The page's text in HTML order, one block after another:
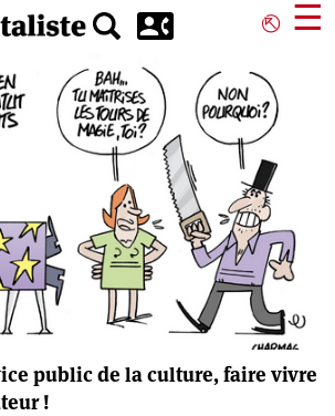
⎋ ☰
public de la culture, faire vivre
!